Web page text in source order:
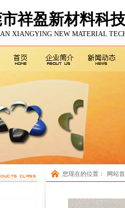
祥盈新材料科
XIANGYING NEW MATERIAL
您现在的位置： 网站